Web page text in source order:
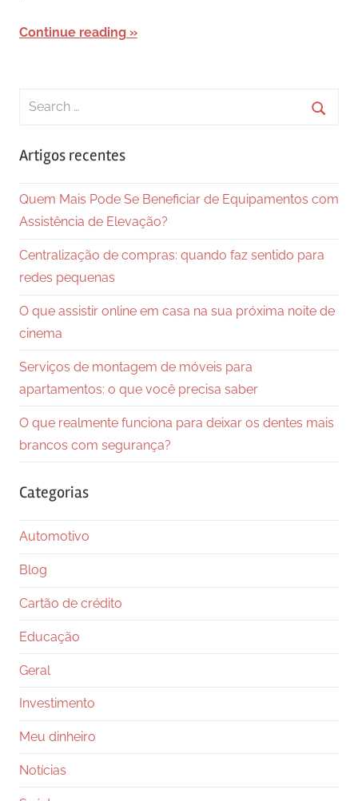
Continue reading
Search
Artigos recentes
Quem Mais Pode Se Beneficiar de Equipamentos com
Assistência de Elevação?
Centralização de compras: quando faz sentido para
redes pequenas
O que assistir online em casa na sua próxima noite de
cinema
Serviços de montagem de móveis para
apartamentos: o que você precisa saber
O que realmente funciona para deixar os dentes mais
brancos com segurança?
Categorias
Automotivo
Blog
Cartão de crédito
Educação
Geral
Investimento
Meu dinheiro
Notícias